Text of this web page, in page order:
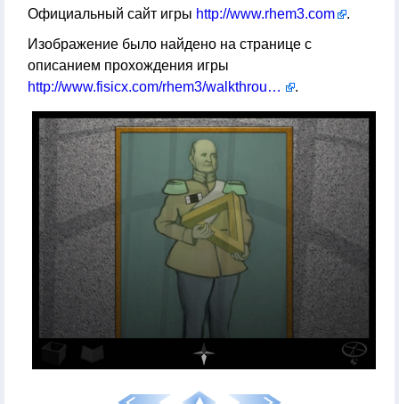
Официальный сайт игры http://www.rhem3.com
.
Изображение было найдено на странице с
описанием прохождения игры
http://www.fisicx.com/rhem3/walkthrough.htm
.